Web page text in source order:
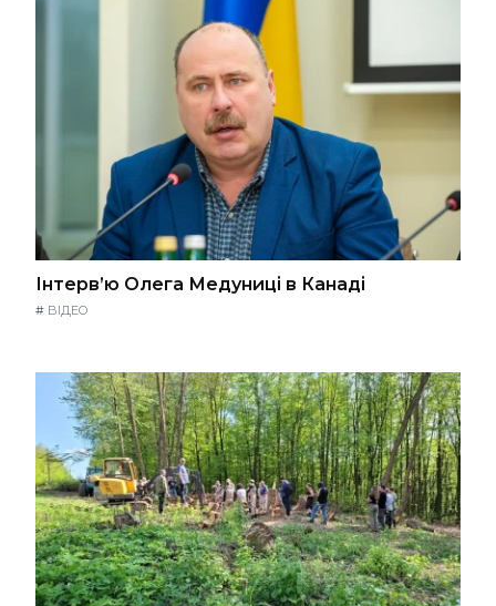
Інтерв’ю Олега Медуниці в Канаді
# ВІДЕО